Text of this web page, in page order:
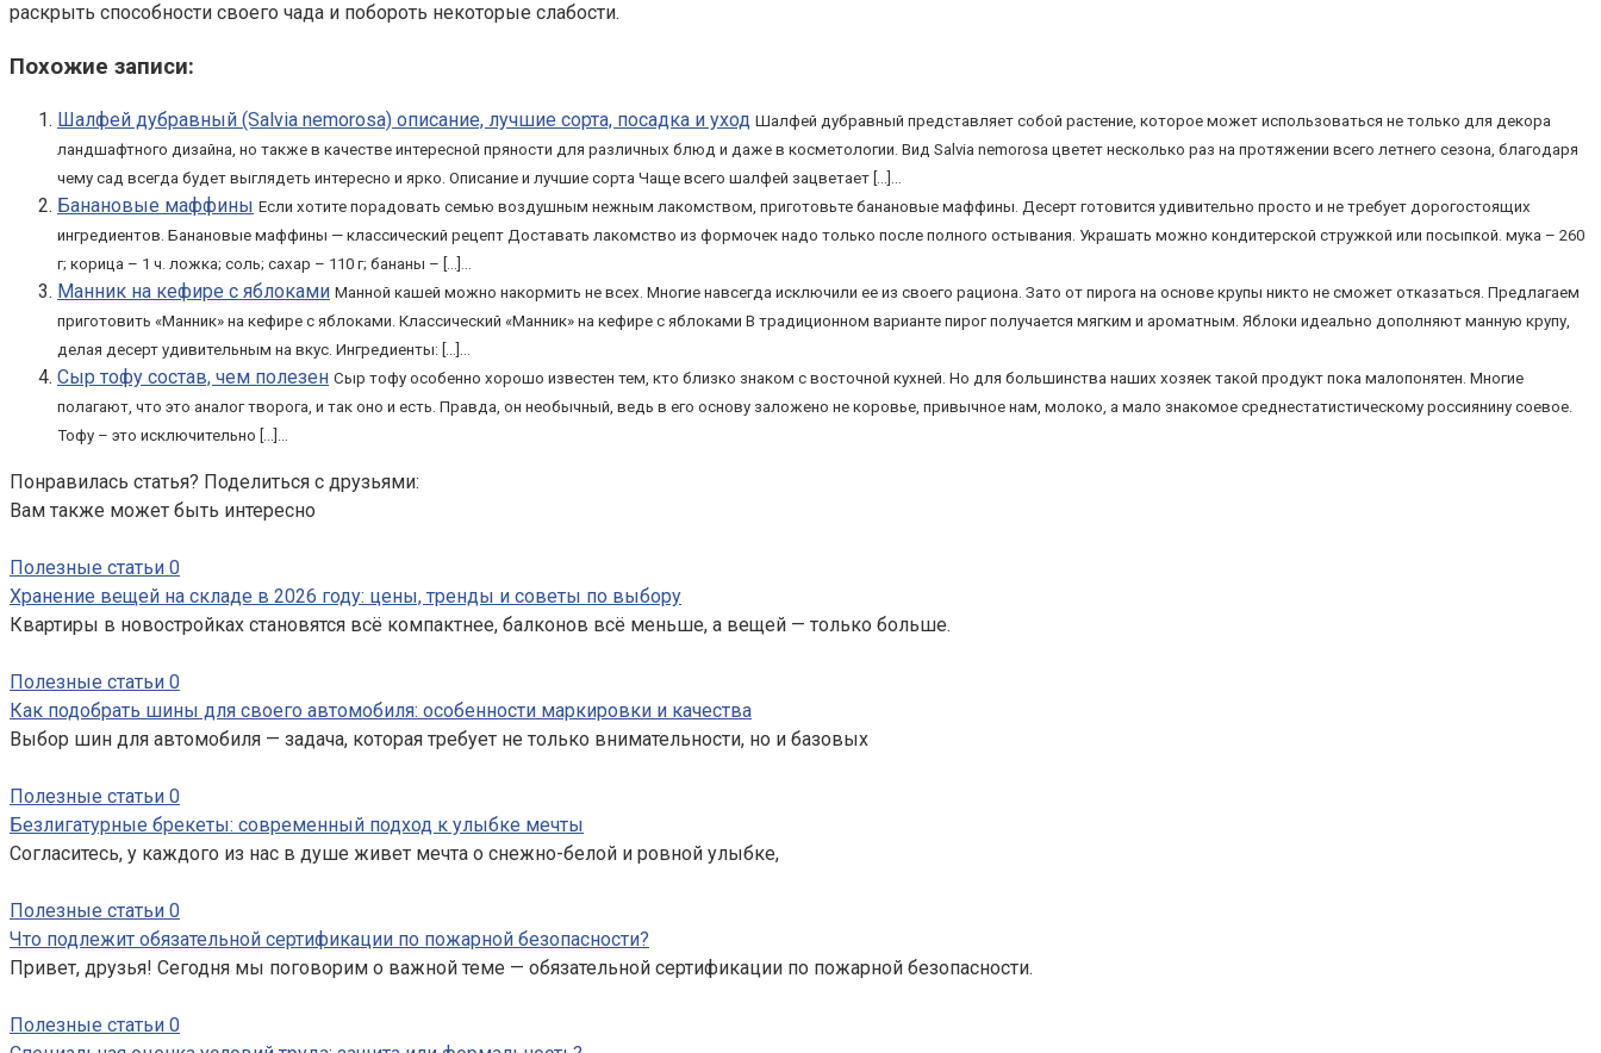
раскрыть способности своего чада и побороть некоторые слабости.
Похожие записи:
Шалфей дубравный (Salvia nemorosa) описание, лучшие сорта, посадка и уход Шалфей дубравный представляет собой растение, которое может использоваться не только для декора
ландшафтного дизайна, но также в качестве интересной пряности для различных блюд и даже в косметологии. Вид Salvia nemorosa цветет несколько раз на протяжении всего летнего сезона, благодаря
чему сад всегда будет выглядеть интересно и ярко. Описание и лучшие сорта Чаще всего шалфей зацветает […]...
Банановые маффины Если хотите порадовать семью воздушным нежным лакомством, приготовьте банановые маффины. Десерт готовится удивительно просто и не требует дорогостоящих
ингредиентов. Банановые маффины — классический рецепт Доставать лакомство из формочек надо только после полного остывания. Украшать можно кондитерской стружкой или посыпкой. мука – 260
г; корица – 1 ч. ложка; соль; сахар – 110 г; бананы – […]...
Манник на кефире с яблоками Манной кашей можно накормить не всех. Многие навсегда исключили ее из своего рациона. Зато от пирога на основе крупы никто не сможет отказаться. Предлагаем
приготовить «Манник» на кефире с яблоками. Классический «Манник» на кефире с яблоками В традиционном варианте пирог получается мягким и ароматным. Яблоки идеально дополняют манную крупу,
делая десерт удивительным на вкус. Ингредиенты: […]...
Сыр тофу состав, чем полезен Сыр тофу особенно хорошо известен тем, кто близко знаком с восточной кухней. Но для большинства наших хозяек такой продукт пока малопонятен. Многие
полагают, что это аналог творога, и так оно и есть. Правда, он необычный, ведь в его основу заложено не коровье, привычное нам, молоко, а мало знакомое среднестатистическому россиянину соевое.
Тофу – это исключительно […]...
Понравилась статья? Поделиться с друзьями:
Вам также может быть интересно
Полезные статьи 0
Хранение вещей на складе в 2026 году: цены, тренды и советы по выбору
Квартиры в новостройках становятся всё компактнее, балконов всё меньше, а вещей — только больше.
Полезные статьи 0
Как подобрать шины для своего автомобиля: особенности маркировки и качества
Выбор шин для автомобиля — задача, которая требует не только внимательности, но и базовых
Полезные статьи 0
Безлигатурные брекеты: современный подход к улыбке мечты
Согласитесь, у каждого из нас в душе живет мечта о снежно-белой и ровной улыбке,
Полезные статьи 0
Что подлежит обязательной сертификации по пожарной безопасности?
Привет, друзья! Сегодня мы поговорим о важной теме — обязательной сертификации по пожарной безопасности.
Полезные статьи 0